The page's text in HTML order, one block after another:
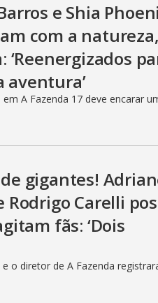
e Shia
com a
‘Reenergizados
aventura’
A Fazenda 17 deve encarar
gigantes!
Rodrigo Carelli
fãs: ‘Dois
o diretor de A Fazenda